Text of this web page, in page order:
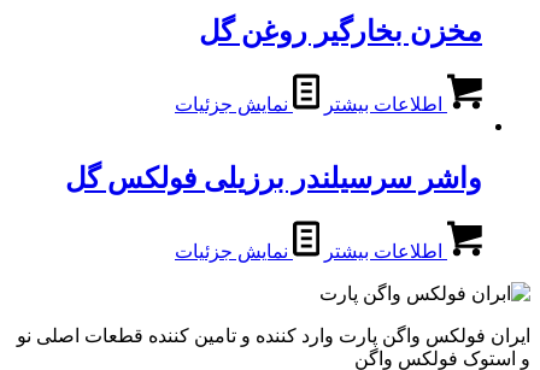
مخزن بخارگیر روغن گل
اطلاعات بیشتر نمایش جزئیات
واشر سرسیلندر برزیلی فولکس گل
اطلاعات بیشتر نمایش جزئیات
ایران فولکس واگن پارت وارد کننده و تامین کننده قطعات اصلی نو
و استوک فولکس واگن